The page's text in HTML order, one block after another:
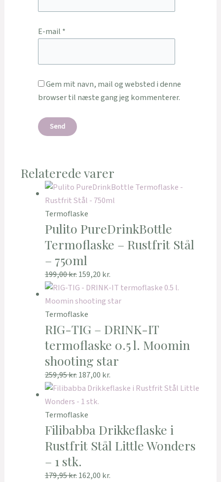
E-mail *
Gem mit navn, mail og websted i denne
browser til næste gang jeg kommenterer.
Relaterede varer
Termoflaske
Pulito PureDrinkBottle
Termoflaske – Rustfrit Stål
– 750ml
199,00kr.159,20 kr.
Termoflaske
RIG-TIG – DRINK-IT
termoflaske 0.5 l. Moomin
shooting star
259,95kr.187,00 kr.
Termoflaske
Filibabba Drikkeflaske i
Rustfrit Stål Little Wonders
– 1 stk.
179,95kr.162,00 kr.